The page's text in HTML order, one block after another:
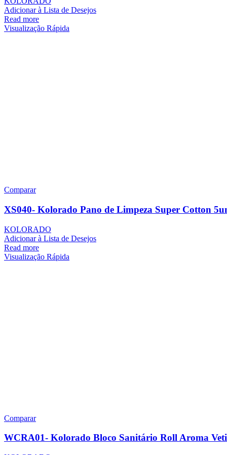
Adicionar à Lista de Desejos
Read more
Visualização Rápida
Comparar
XS040- Kolorado Pano de Limpeza Super Cotton
KOLORADO
Adicionar à Lista de Desejos
Read more
Visualização Rápida
Comparar
WCRA01- Kolorado Bloco Sanitário Roll Aroma